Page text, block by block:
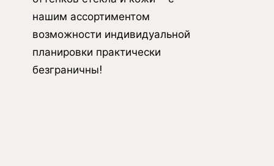
нашим ассортиментом
возможности индивидуальной
планировки практически
безграничны!